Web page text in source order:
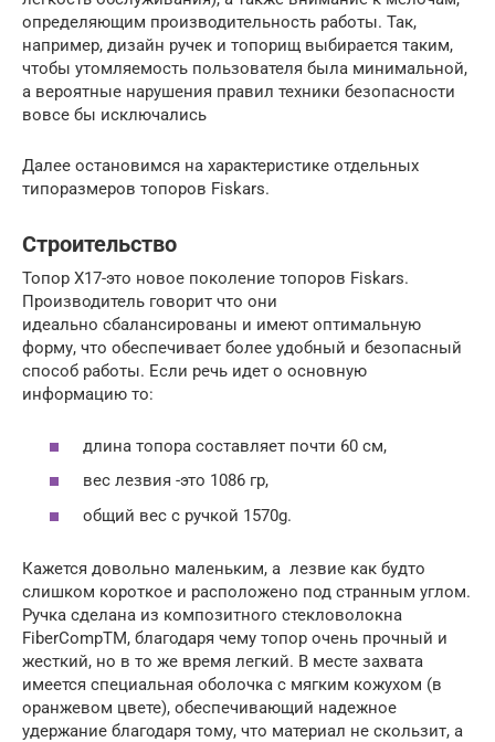
определяющим производительность работы. Так,
например, дизайн ручек и топорищ выбирается таким,
чтобы утомляемость пользователя была минимальной,
а вероятные нарушения правил техники безопасности
вовсе бы исключались
Далее остановимся на характеристике отдельных
типоразмеров топоров Fiskars.
Строительство
Топор X17-это новое поколение топоров Fiskars.
Производитель говорит что они
идеально сбалансированы и имеют оптимальную
форму, что обеспечивает более удобный и безопасный
способ работы. Если речь идет о основную
информацию то:
длина топора составляет почти 60 см,
вес лезвия -это 1086 гр,
общий вес с ручкой 1570g.
Кажется довольно маленьким, а лезвие как будто
слишком короткое и расположено под странным углом.
Ручка сделана из композитного стекловолокна
FiberCompTM, благодаря чему топор очень прочный и
жесткий, но в то же время легкий. В месте захвата
имеется специальная оболочка с мягким кожухом (в
оранжевом цвете), обеспечивающий надежное
удержание благодаря тому, что материал не скользит, а